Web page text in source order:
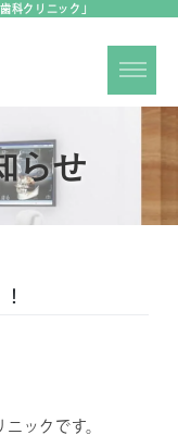
科クリニック」
らせ
ックです。